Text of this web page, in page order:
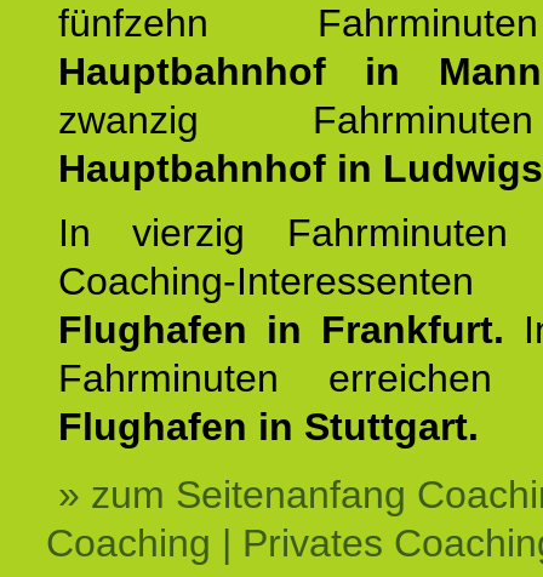
fünfzehn
Hauptbahnhof in
zwanzig
Hauptbahnhof in
In vierzig Fahrminuten
Coaching-
Flughafen in Frankfurt.
Fahrminuten
Flughafen in Stuttgart.
» zum Seitenanfang
Coaching | Privates